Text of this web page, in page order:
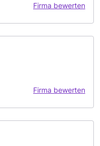
Firma bewerten
Firma bewerten